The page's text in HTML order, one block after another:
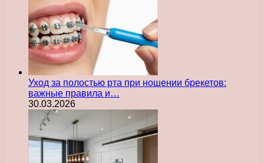
Уход за полостью рта при ношении брекетов:
важные правила и…
30.03.2026